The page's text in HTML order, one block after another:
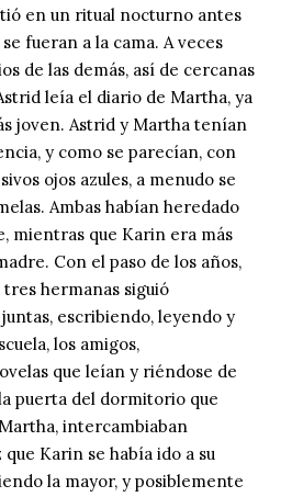
en un ritual nocturno antes
fueran a la cama. A veces
de las demás, así de cercanas
leía el diario de Martha, ya
joven. Astrid y Martha tenían
y como se parecían, con
ojos azules, a menudo se
Ambas habían heredado
mientras que Karin era más
Con el paso de los años,
hermanas siguió
escribiendo, leyendo y
los amigos,
que leían y riéndose de
puerta del dormitorio que
intercambiaban
Karin se había ido a su
la mayor, y posiblemente